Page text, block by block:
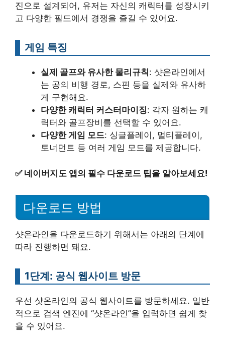
진으로 설계되어, 유저는 자신의 캐릭터를 성장시키
고 다양한 필드에서 경쟁을 즐길 수 있어요.
게임 특징
실제 골프와 유사한 물리규칙: 샷온라인에서
는 공의 비행 경로, 스핀 등을 실제와 유사하
게 구현해요.
다양한 캐릭터 커스터마이징: 각자 원하는 캐
릭터와 골프장비를 선택할 수 있어요.
다양한 게임 모드: 싱글플레이, 멀티플레이,
토너먼트 등 여러 게임 모드를 제공합니다.
✅ 네이버지도 앱의 필수 다운로드 팁을 알아보세요!
다운로드 방법
샷온라인을 다운로드하기 위해서는 아래의 단계에
따라 진행하면 돼요.
1단계: 공식 웹사이트 방문
우선 샷온라인의 공식 웹사이트를 방문하세요. 일반
적으로 검색 엔진에 “샷온라인”을 입력하면 쉽게 찾
을 수 있어요.